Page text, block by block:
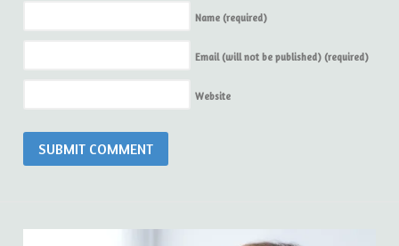
Name (required)
Email (will not be published) (required)
Website